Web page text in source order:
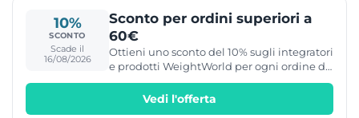
10%
SCONTO
Scade il
16/08/2026
Sconto per ordini superiori a
60€
Ottieni uno sconto del 10% sugli integratori
e prodotti WeightWorld per ogni ordine di
almeno 60€.
Vedi l'offerta